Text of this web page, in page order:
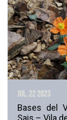
jul. 22 2023
Bases del